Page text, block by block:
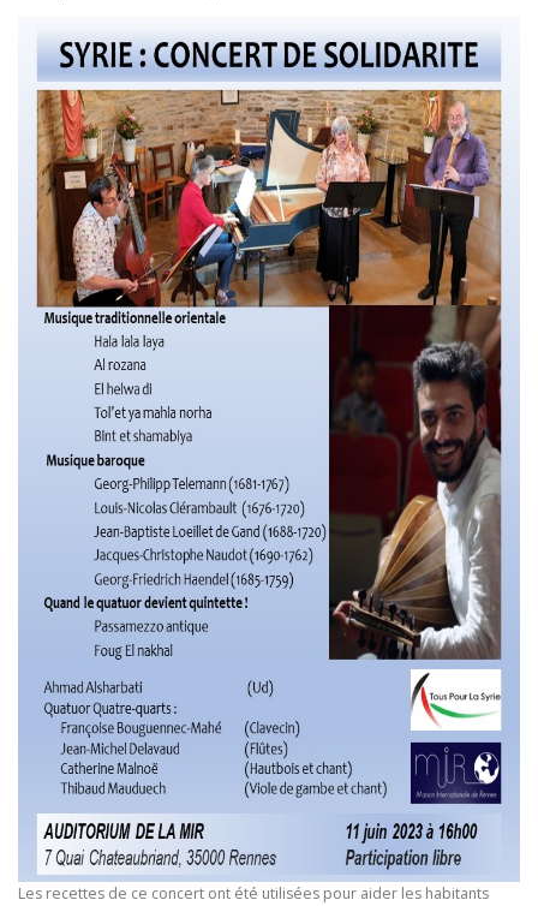
Les recettes de ce concert ont été utilisées pour aider les habitants